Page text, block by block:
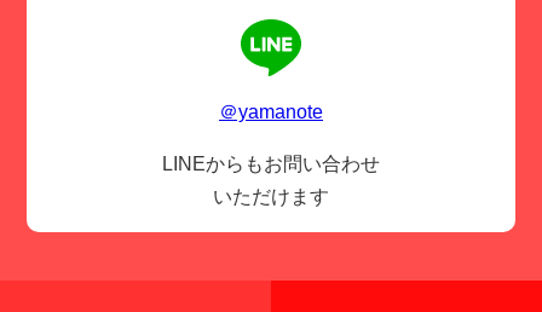
＠yamanote
LINEからもお問い合わせ
いただけます